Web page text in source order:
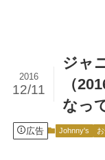
ジャ
（
なっ
2016
12/11
広告 Johnny's